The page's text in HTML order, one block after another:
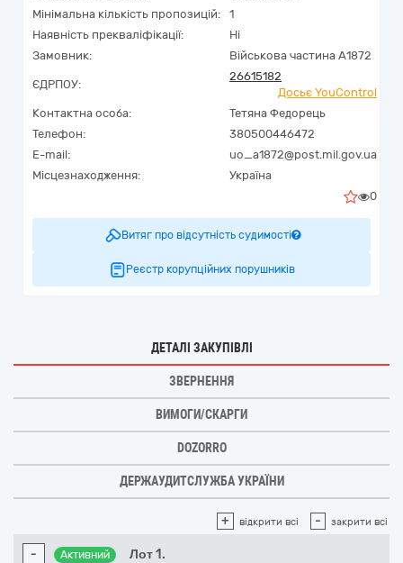
Мінімальна кількість пропозицій:
1
Наявність прекваліфікації:
Ні
Замовник:
Військова частина А1872
ЄДРПОУ:
26615182
Досьє YouControl
Контактна особа:
Тетяна Федорець
Телефон:
380500446472
E-mail:
uo_a1872@post.mil.gov.ua
Місцезнаходження:
Україна
0
Витяг про відсутність судимості
Реєстр корупційних порушників
ДЕТАЛІ ЗАКУПІВЛІ
ЗВЕРНЕННЯ
ВИМОГИ/СКАРГИ
DOZORRO
ДЕРЖАУДИТСЛУЖБА УКРАЇНИ
+ відкрити всі - закрити всі
- Активний Лот 1.